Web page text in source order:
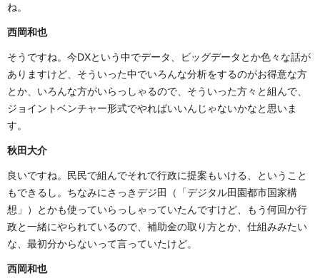
ね。
西岡和也
そうですね。今DXという中でデータ、ビッグデータとか色々な話が
ありますけど、そういった中でいろんな分析をするのがお得意な方
とか、いろんな方がいらっしゃるので、そういった方々と組んで、
ジョイントベンチャー形式でやればいいんじゃないかなと思いま
す。
秋田大介
良いですね。民民で組んでそれで行政に提案もいける、ということ
もできるし。ちなみにさっきデジ田（「デジタル田園都市国家構
想」）とかも使っていらっしゃっていたんですけど、もう何回か行
政と一緒にやられているので、補助金の取り方とか、仕組みみたい
な、最初分からないって言っていたけど。
西岡和也